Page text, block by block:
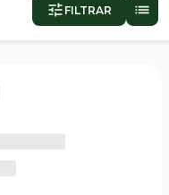
FILTRAR